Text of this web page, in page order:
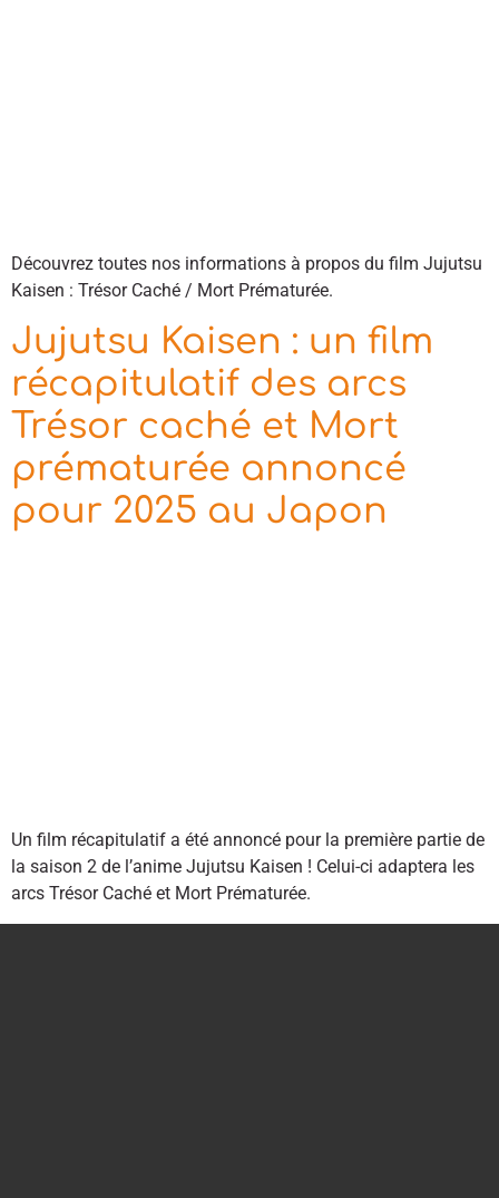
Découvrez toutes nos informations à propos du film Jujutsu
Kaisen : Trésor Caché / Mort Prématurée.
Jujutsu Kaisen : un film
récapitulatif des arcs
Trésor caché et Mort
prématurée annoncé
pour 2025 au Japon
Un film récapitulatif a été annoncé pour la première partie de
la saison 2 de l’anime Jujutsu Kaisen ! Celui-ci adaptera les
arcs Trésor Caché et Mort Prématurée.